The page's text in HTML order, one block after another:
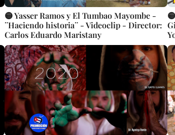
🟡 Yasser Ramos y El Tumbao Mayombe -
¨Haciendo historia¨ - Videoclip - Director:
Carlos Eduardo Maristany
||